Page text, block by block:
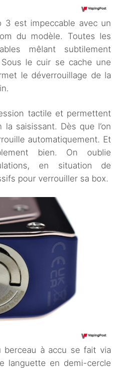
3 est impeccable avec un
du modèle. Toutes les
mêlant subtilement
le cuir se cache une
le déverrouillage de la
tactile et permettent
saisissant. Dès que l’on
automatiquement. Et
bien. On oublie
en situation de
pour verrouiller sa box.
berceau à accu se fait via
languette en demi-cercle